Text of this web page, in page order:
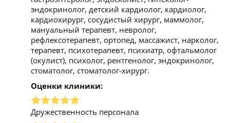
эндокринолог, детский кардиолог, кардиолог,
кардиохирург, сосудистый хирург, маммолог,
мануальный терапевт, невролог,
рефлексотерапевт, ортопед, массажист, нарколог,
терапевт, психотерапевт, психиатр, офтальмолог
(окулист), психолог, рентгенолог, эндокринолог,
стоматолог, стоматолог-хирург.
Оценки клиники:
Дружественность персонала